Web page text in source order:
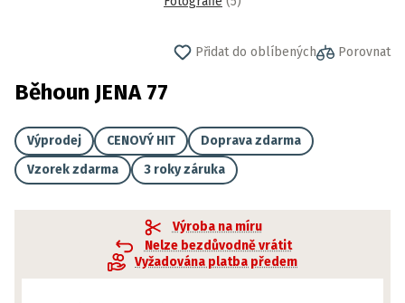
Přidat do oblíbených Porovnat
Běhoun JENA 77
Výprodej CENOVÝ HIT
Doprava zdarma
Vzorek zdarma
3 roky záruka
Výroba na míru
Nelze bezdůvodně vrátit
Vyžadována platba předem